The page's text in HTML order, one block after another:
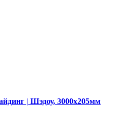
| Шэдоу, 3000х205мм